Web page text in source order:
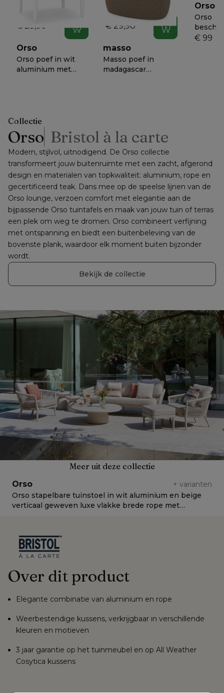
In winkelwagen
€ 29,90
Bristol
aluminiumreiniger
In winkelwagen
€ 29,90
Orso
Orso
lounge
€ 99
Orso
Orso poef in wit
aluminium met
masso
Masso poef in
madagascar
Collectie
Orso Bristol à la carte
Modern, stijlvol, uitnodigend. De Orso collectie
transformeert jouw buitenruimte met een zacht, afgerond
design en materialen van topkwaliteit: aluminium, rope en
gecertificeerd teak. Dans mee op de speelse lijnen van de
Orso lounge, verzoen comfort met elegantie aan de
bijpassende Orso tuintafels en maak van jouw tuin of terras
een plek om weg te dromen. Orso combineert verfijning
met ontspanning en biedt een buitenbeleving van de
bovenste plank, waardoor elk moment buiten bijzonder
wordt.
Bekijk de collectie
Meer uit deze collectie
Orso + varianten
Orso stapelbare tuinstoel in wit aluminium en beige
verticaal geweven luxe vlakke brede rope met
Over dit product
Elegante combinatie van aluminium en rope
Weerbestendige kussens, verkrijgbaar in verschillende
kleuren en motieven
3 jaar garantie op het tuinmeubel en op All Weather
Cosytica kussens